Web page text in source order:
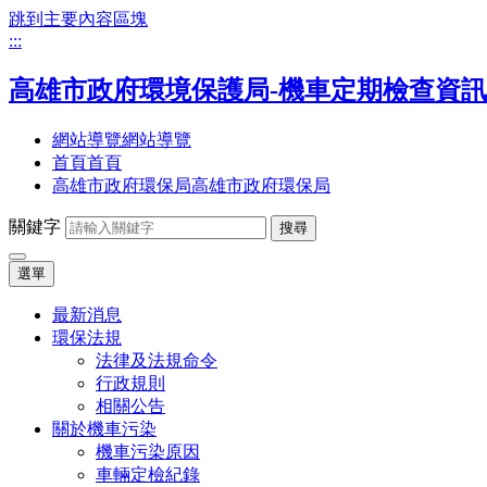
跳到主要內容區塊
:::
高雄市政府環境保護局-機車定期檢查資
網站導覽網站導覽
首頁首頁
高雄市政府環保局高雄市政府環保局
關鍵字 搜尋
選單
最新消息
環保法規
法律及法規命令
行政規則
相關公告
關於機車污染
機車污染原因
車輛定檢紀錄